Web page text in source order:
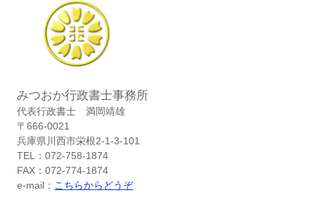
みつおか行政書士事務所
代表行政書士 満岡靖雄
〒666-0021
兵庫県川西市栄根2-1-3-101
TEL：072-758-1874
FAX：072-774-1874
e-mail： こちらからどうぞ